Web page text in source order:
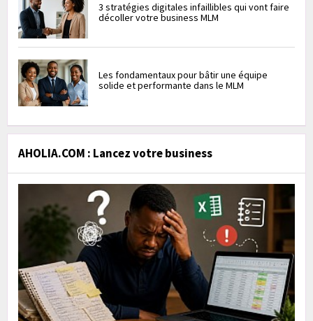
3 stratégies digitales infaillibles qui vont faire
décoller votre business MLM
Les fondamentaux pour bâtir une équipe
solide et performante dans le MLM
AHOLIA.COM : Lancez votre business